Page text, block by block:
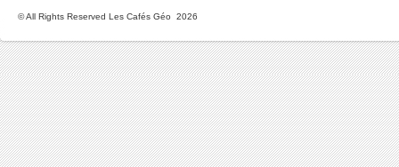
© All Rights Reserved Les Cafés Géo 2026